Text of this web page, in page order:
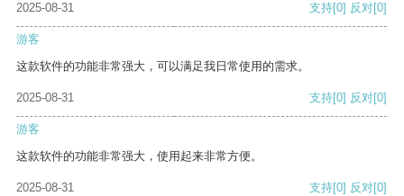
2025-08-31 支持[0] 反对[0]
游客
这款软件的功能非常强大，可以满足我日常使用的需求。
2025-08-31 支持[0] 反对[0]
游客
这款软件的功能非常强大，使用起来非常方便。
2025-08-31 支持[0] 反对[0]